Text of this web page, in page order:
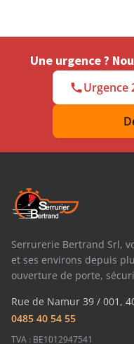
Une urgence ?
Urgence
Serrurerie Bertrand Srl,
et ses environs depuis
ouverture de porte,
Rue de Namur 39 / 001,
0485 40 54 55
TVA : BE1012947541